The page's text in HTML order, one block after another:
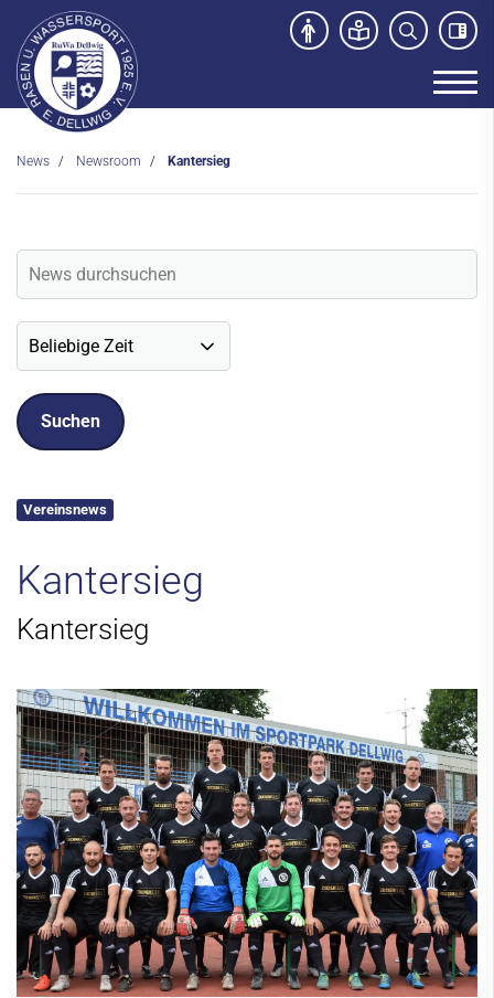
News Newsroom Kantersieg
Vereinsnews
Kantersieg
Kantersieg
Veranstaltungen
Social-Media News
Sport- und Kursangebot
Kontakt